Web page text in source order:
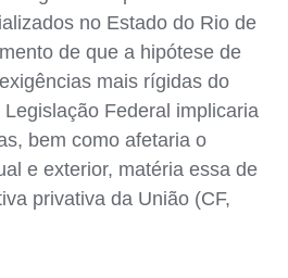
no Estado do Rio de
de que a hipótese de
mais rígidas do
Federal implicaria
bem como afetaria o
e exterior, matéria essa de
privativa da União (CF,